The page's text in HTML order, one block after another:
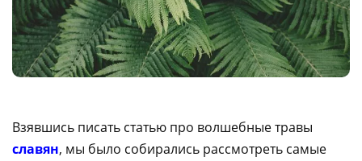
Взявшись писать статью про волшебные травы
славян, мы было собирались рассмотреть самые